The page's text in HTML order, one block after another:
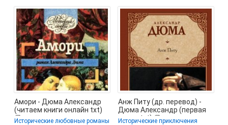
Амори - Дюма Александр
(читаем книги онлайн txt)
📗
Исторические любовные романы
Анж Питу (др. перевод) -
Дюма Александр (первая
книга .txt) 📗
Исторические приключения